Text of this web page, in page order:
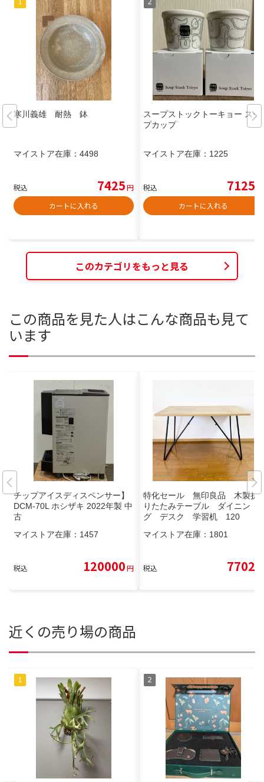
寒川義雄 耐熱 鉢
マイストア在庫： 4498
税込 7425円
カートに入れる
スープストックトーキョー スー
プカップ
マイストア在庫： 1225
税込 7125
カートに入れる
このカテゴリをもっと見る
この商品を見た人はこんな商品も見て
います
チップアイスディスペンサー】
DCM-70L ホシザキ 2022年製 中
古
マイストア在庫： 1457
税込 120000円
特化セール 無印良品 木製折
りたたみテーブル ダイニン
グ デスク 学習机 120
マイストア在庫： 1801
税込 7702
近くの売り場の商品